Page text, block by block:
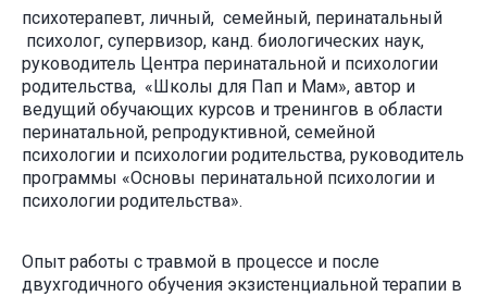
психотерапевт, личный, семейный, перинатальный
психолог, супервизор, канд. биологических наук,
руководитель Центра перинатальной и психологии
родительства, «Школы для Пап и Мам», автор и
ведущий обучающих курсов и тренингов в области
перинатальной, репродуктивной, семейной
психологии и психологии родительства, руководитель
программы «Основы перинатальной психологии и
психологии родительства».
Опыт работы с травмой в процессе и после
двухгодичного обучения экзистенциальной терапии в